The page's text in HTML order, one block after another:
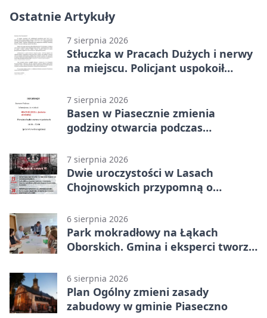
Ostatnie Artykuły
7 sierpnia 2026
Stłuczka w Pracach Dużych i nerwy
na miejscu. Policjant uspokoił
7 sierpnia 2026
Basen w Piasecznie zmienia
godziny otwarcia podczas
7 sierpnia 2026
Dwie uroczystości w Lasach
Chojnowskich przypomną o
6 sierpnia 2026
Park mokradłowy na Łąkach
Oborskich. Gmina i eksperci tworzą
6 sierpnia 2026
Plan Ogólny zmieni zasady
zabudowy w gminie Piaseczno